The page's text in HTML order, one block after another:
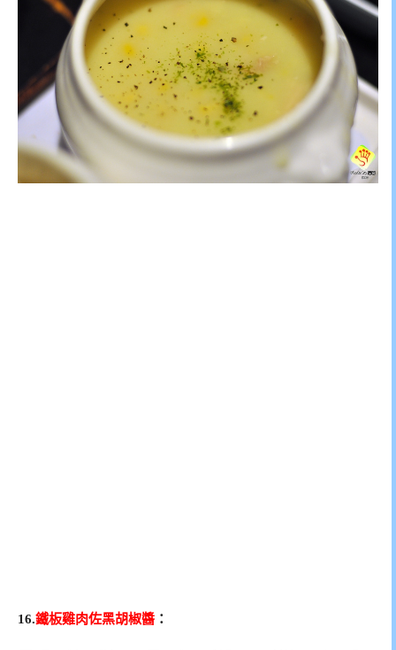
16.鐵板雞肉佐黑胡椒醬 ：